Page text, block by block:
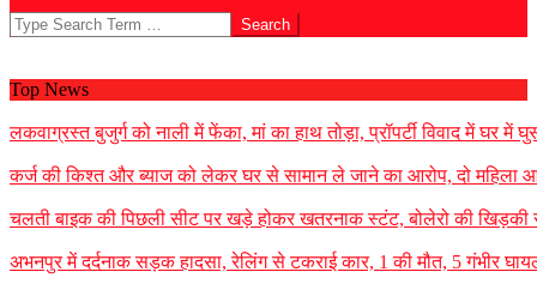
Search
Top News
लकवाग्रस्त बुजुर्ग को नाली में फेंका, मां का हाथ तोड़ा, प्रॉपर्टी विवाद में घर में
कर्ज की किश्त और ब्याज को लेकर घर से सामान ले जाने का आरोप, दो महिला
चलती बाइक की पिछली सीट पर खड़े होकर खतरनाक स्टंट, बोलेरो की खिड़की
अभनपुर में दर्दनाक सड़क हादसा, रेलिंग से टकराई कार, 1 की मौत, 5 गंभीर